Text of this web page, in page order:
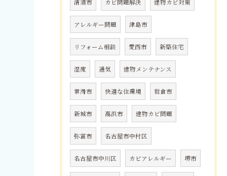
清須市 カビ問題解決 建物カビ対策
アレルギー問題 津島市
リフォーム相談 愛西市 新築住宅
湿度 通気 建物メンテナンス
常滑市 快適な住環境 岩倉市
新城市 高浜市 建物カビ問題
弥富市 名古屋市中村区
名古屋市中川区 カビアレルギー 堺市